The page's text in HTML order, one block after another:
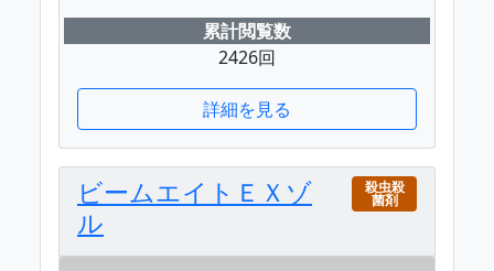
累計閲覧数
2426回
詳細を見る
ビームエイトＥＸゾ
ル
殺虫殺
菌剤